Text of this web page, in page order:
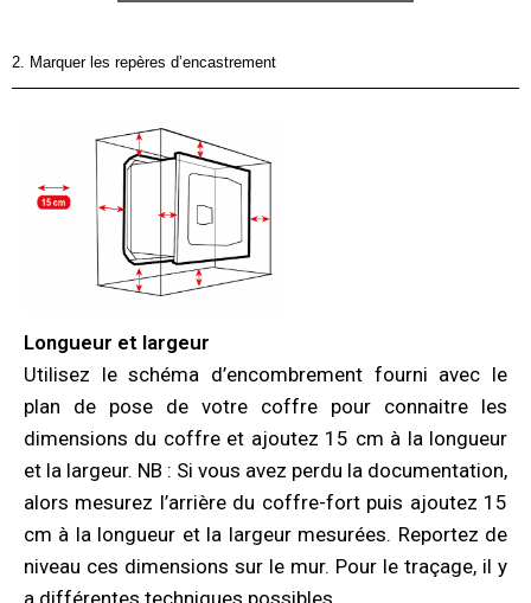
2. Marquer les repères d’encastrement
Longueur et largeur
Utilisez le schéma d’encombrement fourni avec le
plan de pose de votre coffre pour connaitre les
dimensions du coffre et ajoutez 15 cm à la longueur
et la largeur. NB : Si vous avez perdu la documentation,
alors mesurez l’arrière du coffre-fort puis ajoutez 15
cm à la longueur et la largeur mesurées. Reportez de
niveau ces dimensions sur le mur. Pour le traçage, il y